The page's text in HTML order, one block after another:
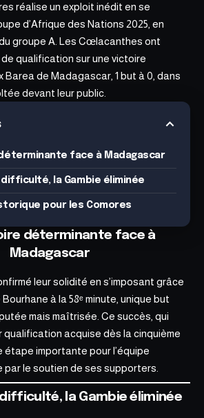
réalise un exploit inédit en se
d’Afrique des Nations 2025, en
groupe A. Les Cœlacanthes ont
qualification sur une victoire
Barea de Madagascar, 1 but à 0, dans
devant leur public.
face à Madagascar
difficulté, la Gambie éliminée
pour les Comores
déterminante face à
Madagascar
leur solidité en s’imposant grâce
à la 58ᵉ minute, unique but
mais maîtrisée. Ce succès, qui
acquise dès la cinquième
étape importante pour l’équipe
par le soutien de ses supporters.
difficulté, la Gambie éliminée